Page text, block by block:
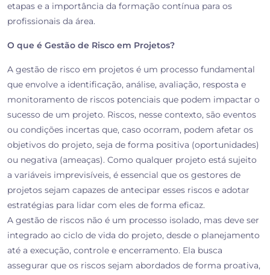
etapas e a importância da formação contínua para os
profissionais da área.
O que é Gestão de Risco em Projetos?
A gestão de risco em projetos é um processo fundamental
que envolve a identificação, análise, avaliação, resposta e
monitoramento de riscos potenciais que podem impactar o
sucesso de um projeto. Riscos, nesse contexto, são eventos
ou condições incertas que, caso ocorram, podem afetar os
objetivos do projeto, seja de forma positiva (oportunidades)
ou negativa (ameaças). Como qualquer projeto está sujeito
a variáveis imprevisíveis, é essencial que os gestores de
projetos sejam capazes de antecipar esses riscos e adotar
estratégias para lidar com eles de forma eficaz.
A gestão de riscos não é um processo isolado, mas deve ser
integrado ao ciclo de vida do projeto, desde o planejamento
até a execução, controle e encerramento. Ela busca
assegurar que os riscos sejam abordados de forma proativa,